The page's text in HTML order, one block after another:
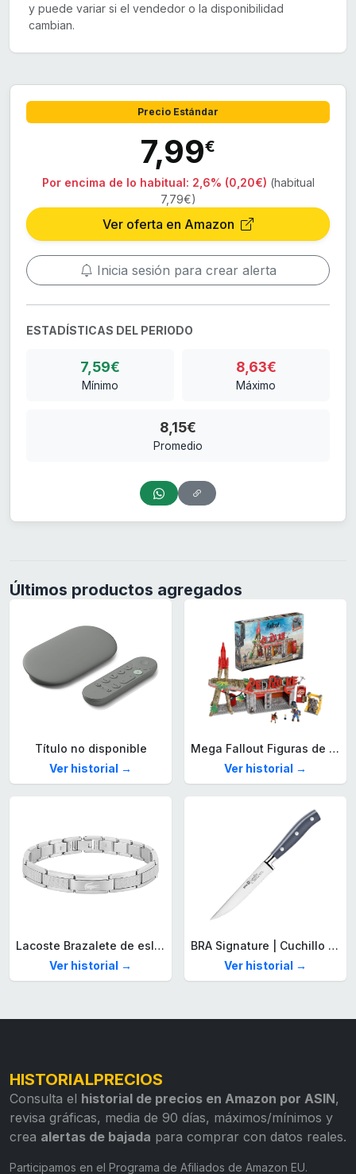
y puede variar si el vendedor o la disponibilidad
cambian.
Precio Estándar
7,99€
Por encima de lo habitual: 2,6% (0,20€) (habitual
7,79€)
Ver oferta en Amazon
Inicia sesión para crear alerta
ESTADÍSTICAS DEL PERIODO
7,59€
Mínimo
8,63€
Máximo
8,15€
Promedio
Últimos productos agregados
Título no disponible
Ver historial →
Mega Fallout Figuras de acción y Juguetes de construcción, Parada de Camiones Red Rocket con 824 Piezas, 2 Personajes articulados y Accesorios, para coleccionistas, HXT00
Ver historial →
Lacoste Brazalete de eslabón para Hombre Colección STENCIL de Acero inoxidable
Ver historial →
BRA Signature | Cuchillo tomatero 120 mm, Acero Inoxidable alemán forjado con Molibdeno Vanadio, Mango Remachado ABS, Diseño Ergonómico, Hoja 1,6 mm espesor
Ver historial →
HISTORIALPRECIOS
Consulta el historial de precios en Amazon por ASIN,
revisa gráficas, media de 90 días, máximos/mínimos y
crea alertas de bajada para comprar con datos reales.
Participamos en el Programa de Afiliados de Amazon EU.